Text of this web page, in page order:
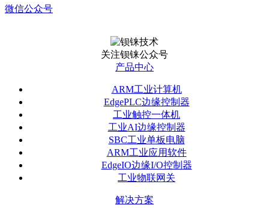
微信公众号
关注钡铼公众号
产品中心
ARM工业计算机
EdgePLC边缘控制器
工业触控一体机
工业AI边缘控制器
SBC工业单板电脑
ARM工业应用软件
EdgeIO边缘I/O控制器
工业物联网关
解决方案